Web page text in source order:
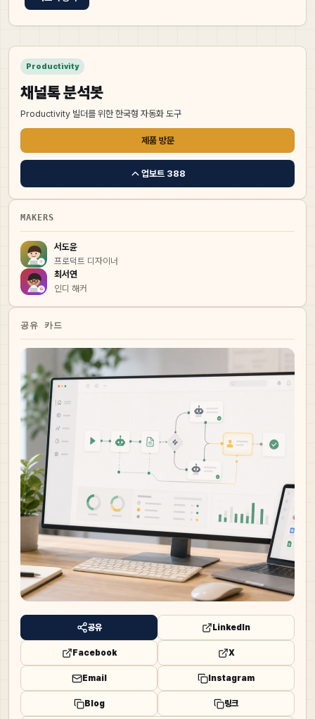
Productivity
채널톡 분석봇
Productivity 빌더를 위한 한국형 자동화 도구
제품 방문
업보트 388
MAKERS
서도윤
프로덕트 디자이너
최서연
인디 해커
공유 카드
공유 LinkedIn
Facebook X
Email Instagram
Blog 링크